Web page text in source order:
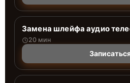
Замена шлейфа аудио
20 мин